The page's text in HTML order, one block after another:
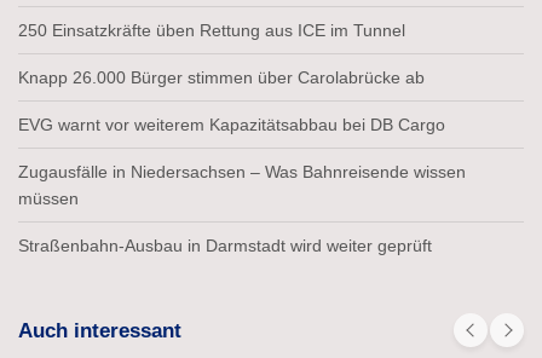
250 Einsatzkräfte üben Rettung aus ICE im Tunnel
Knapp 26.000 Bürger stimmen über Carolabrücke ab
EVG warnt vor weiterem Kapazitätsabbau bei DB Cargo
Zugausfälle in Niedersachsen – Was Bahnreisende wissen
müssen
Straßenbahn-Ausbau in Darmstadt wird weiter geprüft
Auch interessant